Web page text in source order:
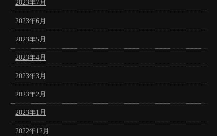
2023年7月
2023年6月
2023年5月
2023年4月
2023年3月
2023年2月
2023年1月
2022年12月